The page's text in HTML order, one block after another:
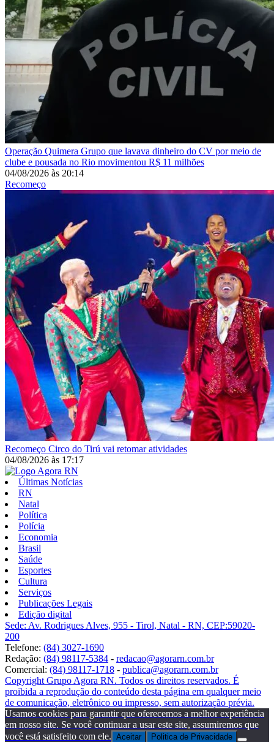
Operação Quimera Grupo que lavava dinheiro do CV por meio de
clube e pousada no Rio movimentou R$ 11 milhões
04/08/2026 às 20:14
Recomeço
Recomeço Circo do Tirú vai retomar atividades
04/08/2026 às 17:17
Últimas Notícias
RN
Natal
Política
Polícia
Economia
Brasil
Saúde
Esportes
Cultura
Serviços
Publicações Legais
Edição digital
Sede: Av. Rodrigues Alves, 955 - Tirol, Natal - RN, CEP:59020-
200
Telefone: (84) 3027-1690
Redação: (84) 98117-5384 - redacao@agorarn.com.br
Comercial: (84) 98117-1718 - publica@agorarn.com.br
Copyright Grupo Agora RN. Todos os direitos reservados. É
proibida a reprodução do conteúdo desta página em qualquer meio
de comunicação, eletrônico ou impresso, sem autorização prévia.
Usamos cookies para garantir que oferecemos a melhor experiência
em nosso site. Se você continuar a usar este site, assumiremos que
você está satisfeito com ele. Aceitar Politica de Privacidade